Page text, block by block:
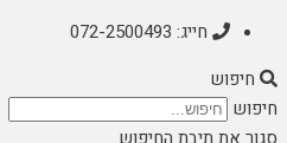
חייג: 072-2500493
חיפוש
חיפוש